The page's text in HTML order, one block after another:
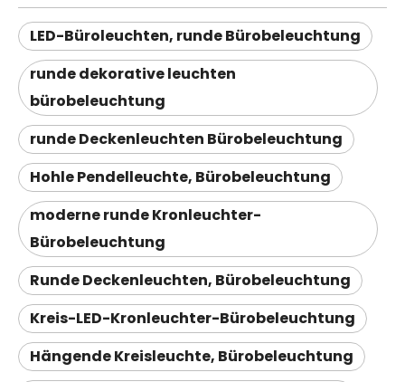
LED-Büroleuchten, runde Bürobeleuchtung
runde dekorative leuchten
bürobeleuchtung
runde Deckenleuchten Bürobeleuchtung
Hohle Pendelleuchte, Bürobeleuchtung
moderne runde Kronleuchter-
Bürobeleuchtung
Runde Deckenleuchten, Bürobeleuchtung
Kreis-LED-Kronleuchter-Bürobeleuchtung
Hängende Kreisleuchte, Bürobeleuchtung